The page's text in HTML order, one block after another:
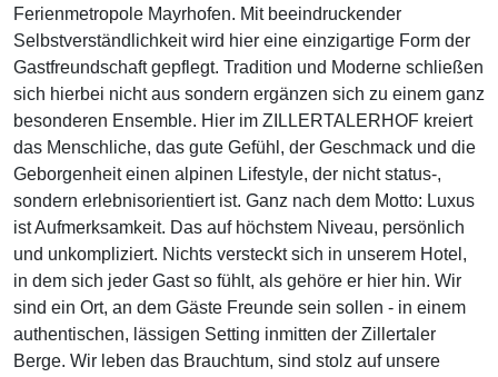
Ferienmetropole Mayrhofen. Mit beeindruckender
Selbstverständlichkeit wird hier eine einzigartige Form der
Gastfreundschaft gepflegt. Tradition und Moderne schließen
sich hierbei nicht aus sondern ergänzen sich zu einem ganz
besonderen Ensemble. Hier im ZILLERTALERHOF kreiert
das Menschliche, das gute Gefühl, der Geschmack und die
Geborgenheit einen alpinen Lifestyle, der nicht status-,
sondern erlebnisorientiert ist. Ganz nach dem Motto: Luxus
ist Aufmerksamkeit. Das auf höchstem Niveau, persönlich
und unkompliziert. Nichts versteckt sich in unserem Hotel,
in dem sich jeder Gast so fühlt, als gehöre er hier hin. Wir
sind ein Ort, an dem Gäste Freunde sein sollen - in einem
authentischen, lässigen Setting inmitten der Zillertaler
Berge. Wir leben das Brauchtum, sind stolz auf unsere